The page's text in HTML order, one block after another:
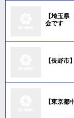
【埼玉
会です
【長野市
【東京